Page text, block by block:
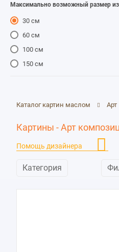
Максимально возможный размер
30 см
60 см
100 см
150 см
Каталог картин маслом Арт
Картины - Арт
Помощь дизайнера
Категория